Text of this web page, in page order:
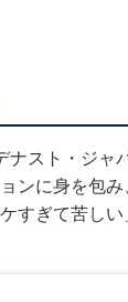
スト・ジャ
ンに身を包
すぎて苦し